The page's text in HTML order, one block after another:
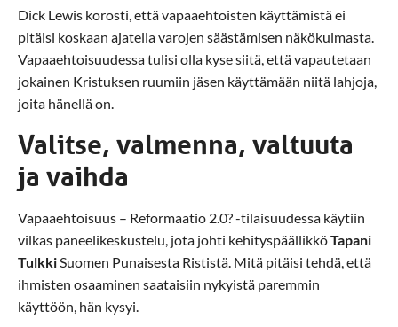
Dick Lewis korosti, että vapaaehtoisten käyttämistä ei
pitäisi koskaan ajatella varojen säästämisen näkökulmasta.
Vapaaehtoisuudessa tulisi olla kyse siitä, että vapautetaan
jokainen Kristuksen ruumiin jäsen käyttämään niitä lahjoja,
joita hänellä on.
Valitse, valmenna, valtuuta
ja vaihda
Vapaaehtoisuus – Reformaatio 2.0? -tilaisuudessa käytiin
vilkas paneelikeskustelu, jota johti kehityspäällikköTapani
TulkkiSuomen Punaisesta Rististä. Mitä pitäisi tehdä, että
ihmisten osaaminen saataisiin nykyistä paremmin
käyttöön, hän kysyi.